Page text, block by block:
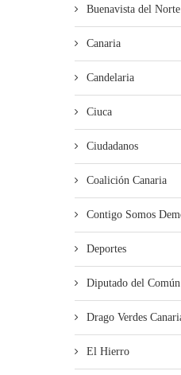
Buenavista del Norte
Canaria
Candelaria
Ciuca
Ciudadanos
Coalición Canaria
Contigo Somos
Deportes
Diputado del Común
Drago Verdes
El Hierro